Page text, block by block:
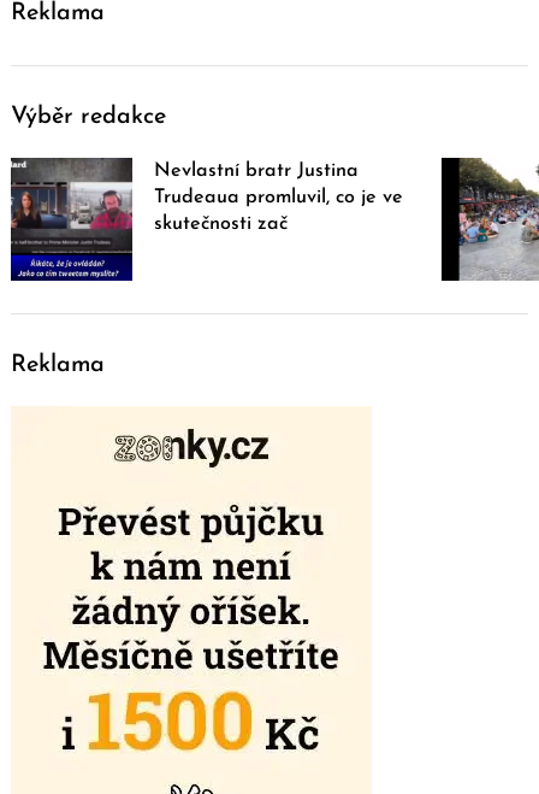
Reklama
Výběr redakce
Nevlastní bratr Justina
Trudeaua promluvil, co je ve
skutečnosti zač
Reklama